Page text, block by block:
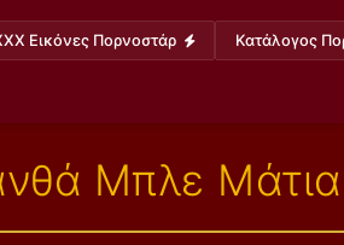
Εικόνες Πορνοστάρ Κατάλογος
Μπλε Μάτια